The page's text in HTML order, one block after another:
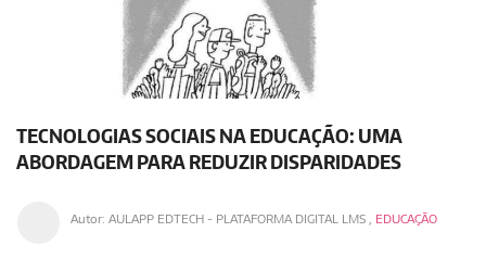
TECNOLOGIAS SOCIAIS NA EDUCAÇÃO: UMA
ABORDAGEM PARA REDUZIR DISPARIDADES
Autor: AULAPP EDTECH - PLATAFORMA DIGITAL LMS, EDUCAÇÃO